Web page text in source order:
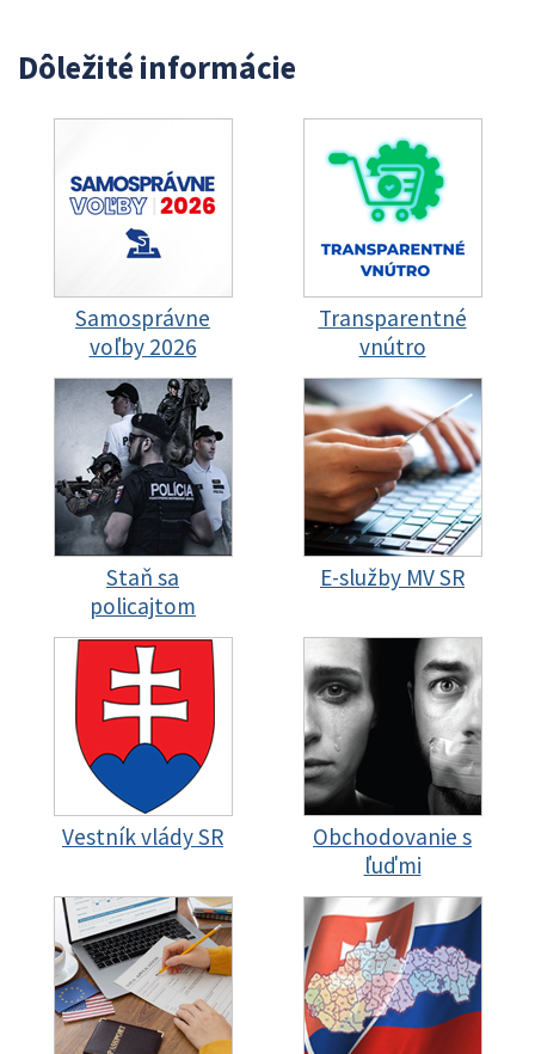
Dôležité informácie
Samosprávne
voľby 2026
Transparentné
vnútro
Staň sa
policajtom
E-služby MV SR
Vestník vlády SR
Obchodovanie s
ľuďmi